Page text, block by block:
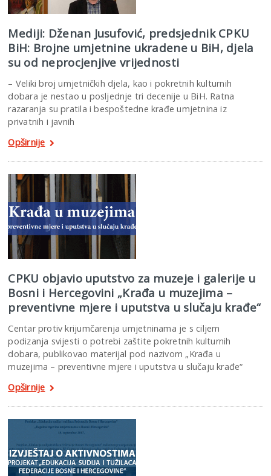
Mediji: Dženan Jusufović, predsjednik CPKU
BiH: Brojne umjetnine ukradene u BiH, djela
su od neprocjenjive vrijednosti
– Veliki broj umjetničkih djela, kao i pokretnih kulturnih
dobara je nestao u posljednje tri decenije u BiH. Ratna
razaranja su pratila i bespoštedne krađe umjetnina iz
privatnih i javnih
Opširnije
CPKU objavio uputstvo za muzeje i galerije u
Bosni i Hercegovini „Krađa u muzejima –
preventivne mjere i uputstva u slučaju krađe“
Centar protiv krijumčarenja umjetninama je s ciljem
podizanja svijesti o potrebi zaštite pokretnih kulturnih
dobara, publikovao materijal pod nazivom „Krađa u
muzejima – preventivne mjere i uputstva u slučaju krađe“
Opširnije